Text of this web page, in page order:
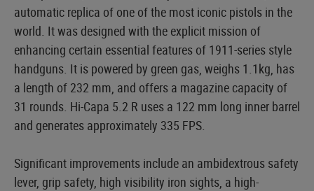
automatic replica of one of the most iconic pistols in the
world. It was designed with the explicit mission of
enhancing certain essential features of 1911-series style
handguns. It is powered by green gas, weighs 1.1kg, has
a length of 232 mm, and offers a magazine capacity of
31 rounds. Hi-Capa 5.2 R uses a 122 mm long inner barrel
and generates approximately 335 FPS.
Significant improvements include an ambidextrous safety
lever, grip safety, high visibility iron sights, a high-